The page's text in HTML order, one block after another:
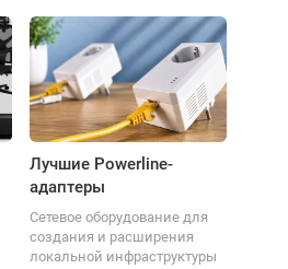
Лучшие Powerline-
адаптеры
Сетевое оборудование для
создания и расширения
локальной инфраструктуры